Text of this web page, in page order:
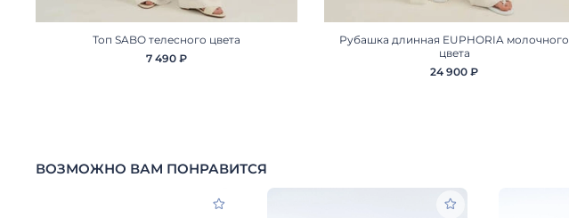
Топ SABO телесного цвета
7 490 ₽
Рубашка длинная EUPHORIA молочного
цвета
24 900 ₽
ВОЗМОЖНО ВАМ ПОНРАВИТСЯ